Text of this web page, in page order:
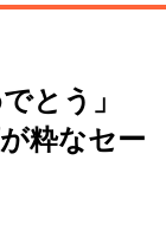
とう」
粋なセー